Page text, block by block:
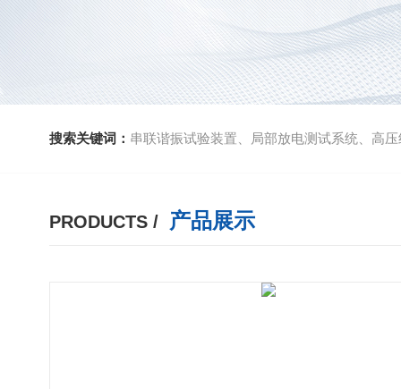
搜索关键词： 串联谐振试验装置、局部放电测试系统、高压
PRODUCTS / 产品展示